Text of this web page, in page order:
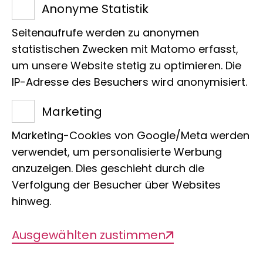
Name
Edelfalter
Wissenschaft­licher Name
Charaxes fulvescens
Patin/Pate
Werner Franke
Anonyme Statistik
Seitenaufrufe werden zu anonymen
statistischen Zwecken mit Matomo erfasst,
um unsere Website stetig zu optimieren. Die
IP-Adresse des Besuchers wird anonymisiert.
Marketing
Marketing-Cookies von Google/Meta werden
verwendet, um personalisierte Werbung
anzuzeigen. Dies geschieht durch die
Verfolgung der Besucher über Websites
hinweg.
Ausgewählten zustimmen